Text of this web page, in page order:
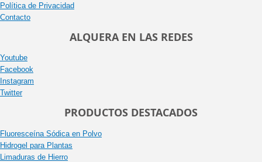
Política de Privacidad
Contacto
ALQUERA EN LAS REDES
Youtube
Facebook
Instagram
Twitter
PRODUCTOS DESTACADOS
Fluoresceína Sódica en Polvo
Hidrogel para Plantas
Limaduras de Hierro